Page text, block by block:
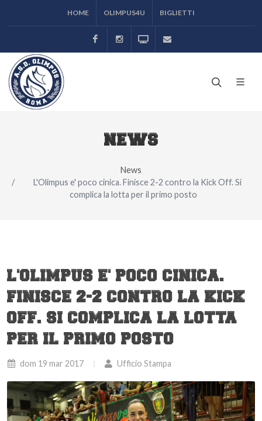
HOME OLIMPUS4U BIGLIETTI
FacebookInstagramOdeon TV
NEWS
News
L'Olimpus e' poco cinica. Finisce 2-2 contro la Kick Off. Si
complica la lotta per il primo posto
L'OLIMPUS E' POCO CINICA.
FINISCE 2-2 CONTRO LA KICK
OFF. SI COMPLICA LA LOTTA
PER IL PRIMO POSTO
dom 19 mar 2017 Ufficio Stampa